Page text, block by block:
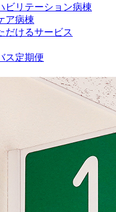
ビリテーション病棟
ア病棟
だけるサービス
ス定期便